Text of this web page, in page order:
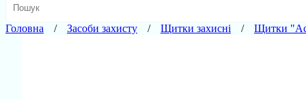
Головна Засоби захисту Щитки захисні Щитки